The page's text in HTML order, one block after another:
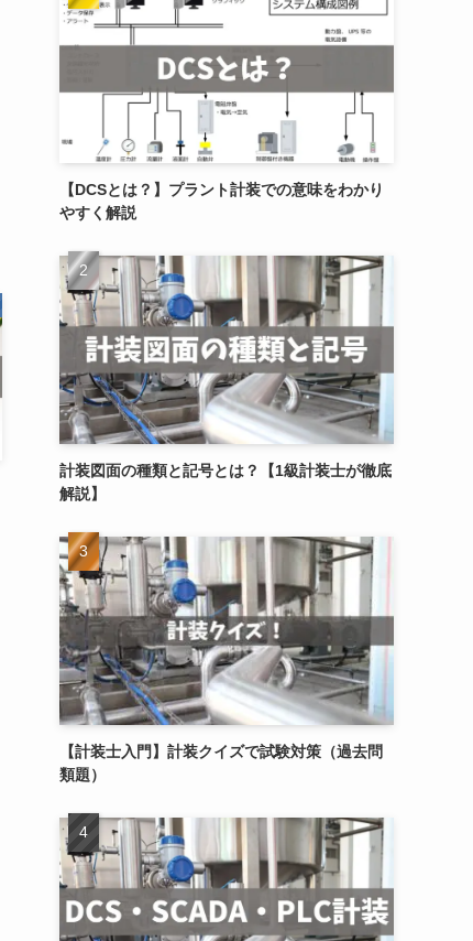
【DCSとは？】プラント計装での意味をわかり
やすく解説
計装図面の種類と記号とは？【1級計装士が徹底
解説】
【計装士入門】計装クイズで試験対策（過去問
類題）